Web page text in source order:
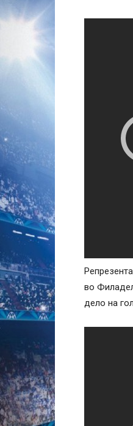
во
дело на